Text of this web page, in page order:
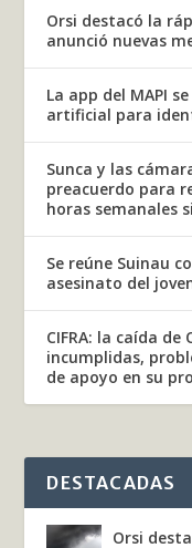
Orsi destacó la
anunció nuevas
La app del MAPI
artificial para
Sunca y las
preacuerdo para
horas semanales
Se reúne Suinau
asesinato del
CIFRA: la caída
incumplidas,
de apoyo en su
DESTACADAS
Orsi